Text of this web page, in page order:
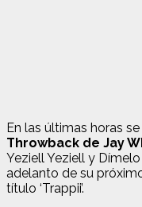
En las últimas horas
Throwback de Jay
Yeziell Yeziell y
adelanto de su
título ‘Trappii’.